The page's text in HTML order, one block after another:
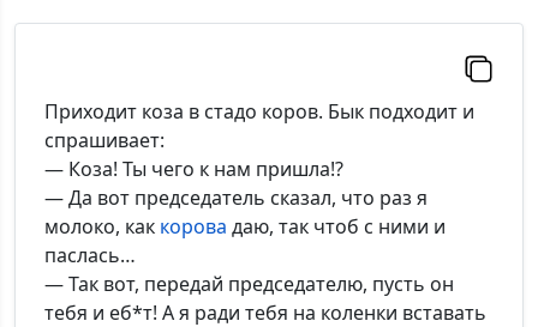
Приходит коза в стадо коров. Бык подходит и
спрашивает:
— Коза! Ты чего к нам пришла!?
— Да вот председатель сказал, что раз я
молоко, как корова даю, так чтоб с ними и
паслась…
— Так вот, передай председателю, пусть он
тебя и еб*т! А я ради тебя на коленки вставать